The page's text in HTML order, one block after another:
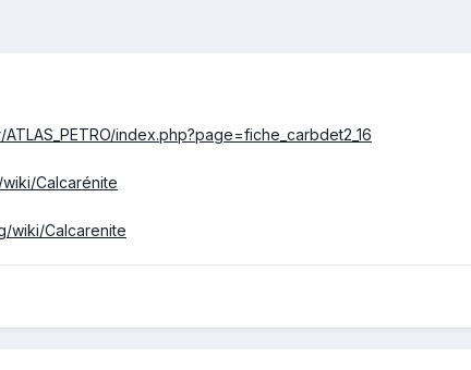
index.php?page=fiche_carbdet2_16
Calcarénite
wiki/Calcarenite